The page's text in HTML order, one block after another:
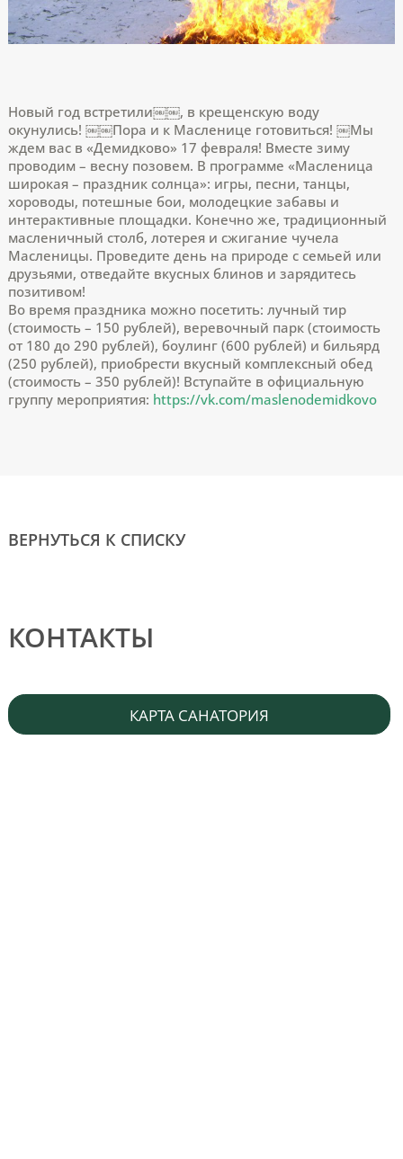
Новый год встретили￼￼, в крещенскую воду
окунулись! ￼￼Пора и к Масленице готовиться! ￼Мы
ждем вас в «Демидково» 17 февраля! Вместе зиму
проводим – весну позовем. В программе «Масленица
широкая – праздник солнца»: игры, песни, танцы,
хороводы, потешные бои, молодецкие забавы и
интерактивные площадки. Конечно же, традиционный
масленичный столб, лотерея и сжигание чучела
Масленицы. Проведите день на природе с семьей или
друзьями, отведайте вкусных блинов и зарядитесь
позитивом!
Во время праздника можно посетить: лучный тир
(стоимость – 150 рублей), веревочный парк (стоимость
от 180 до 290 рублей), боулинг (600 рублей) и бильярд
(250 рублей), приобрести вкусный комплексный обед
(стоимость – 350 рублей)! Вступайте в официальную
группу мероприятия: https://vk.com/maslenodemidkovo
ВЕРНУТЬСЯ К СПИСКУ
КОНТАКТЫ
КАРТА САНАТОРИЯ